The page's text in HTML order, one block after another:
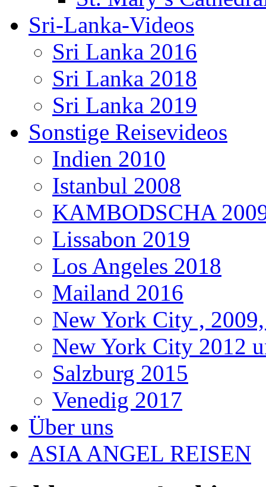
Sri-Lanka-Videos
Sri Lanka 2016
Sri Lanka 2018
Sri Lanka 2019
Sonstige Reisevideos
Indien 2010
Istanbul 2008
KAMBODSCHA
Lissabon 2019
Los Angeles 2018
Mailand 2016
New York City ,
New York City 2012
Salzburg 2015
Venedig 2017
Über uns
ASIA ANGEL REISEN